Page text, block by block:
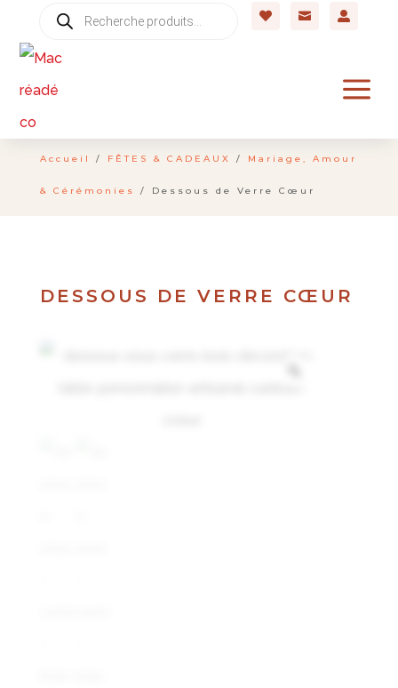
Recherche
de
  
a
Accueil / FÊTES & CADEAUX / Mariage, Amour
& Cérémonies / Dessous de Verre Cœur
DESSOUS DE VERRE CŒUR